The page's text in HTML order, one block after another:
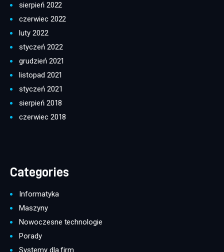
sierpień 2022
czerwiec 2022
luty 2022
styczeń 2022
grudzień 2021
listopad 2021
styczeń 2021
sierpień 2018
czerwiec 2018
Categories
Informatyka
Maszyny
Nowoczesne technologie
Porady
Systemy dla firm